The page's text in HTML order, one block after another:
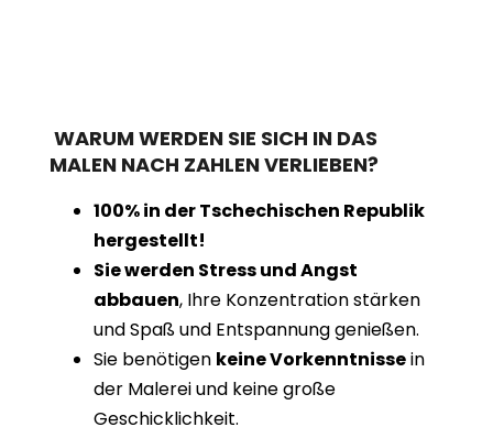
WARUM WERDEN SIE SICH IN DAS
MALEN NACH ZAHLEN VERLIEBEN?
100% in der Tschechischen Republik
hergestellt!
Sie werden Stress und Angst
abbauen, Ihre Konzentration stärken
und Spaß und Entspannung genießen.
Sie benötigen keine Vorkenntnissein
der Malerei und keine große
Geschicklichkeit.